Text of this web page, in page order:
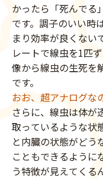
かったら「死んでる
です。調子のいい時
まり効率が良くない
レートで線虫を1匹
像から線虫の生死を
です。
おお、超アナログな
さらに、線虫は体が
取っているような状
と内臓の状態がどう
こともできるように
う特徴が見えてくる